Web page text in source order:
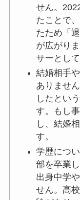
せん。
たことで
たため「
が広がり
サーとし
結婚相手
ありませ
したとい
す。もし
し、結婚
す。
学歴につ
部を卒業
出身中学
せん。高